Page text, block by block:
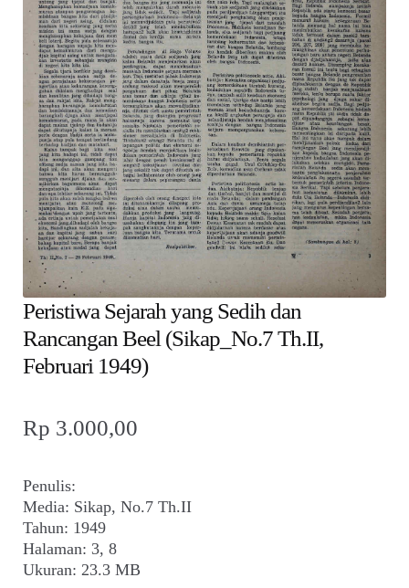
child
menu
Alamat
Rekening
Reseller
Peristiwa Sejarah yang Sedih dan
Rancangan Beel (Sikap_No.7 Th.II,
Februari 1949)
Rp 3.000,00
Penulis:
Media: Sikap, No.7 Th.II
Tahun: 1949
Halaman: 3, 8
Ukuran: 23.3 MB